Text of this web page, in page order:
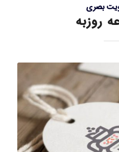
بصری
روزبه